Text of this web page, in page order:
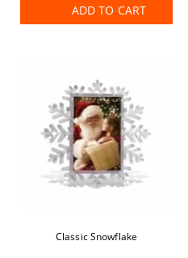
ADD TO CART
Classic Snowflake